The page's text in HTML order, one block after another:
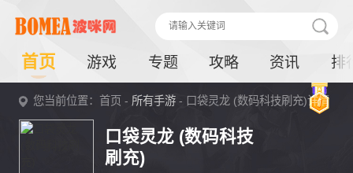
首页 游戏 专题 攻略 资讯 排
您当前位置：首页 - 所有手游 - 口袋灵龙 (数码科技刷充)详情
口袋灵龙 (数码科技
刷充)